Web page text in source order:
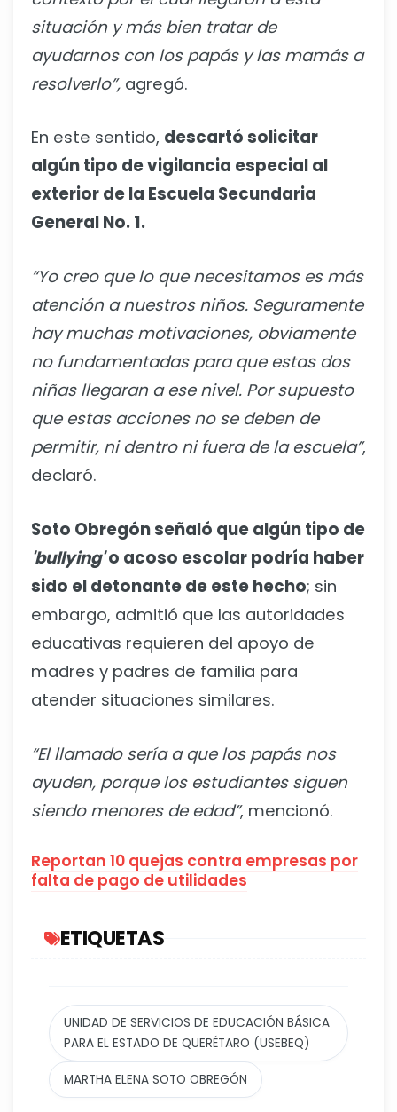
situación y más bien tratar de
ayudarnos con los papás y las mamás a
resolverlo”, agregó.
En este sentido, descartó solicitar
algún tipo de vigilancia especial al
exterior de la Escuela Secundaria
General No. 1.
“Yo creo que lo que necesitamos es más
atención a nuestros niños. Seguramente
hay muchas motivaciones, obviamente
no fundamentadas para que estas dos
niñas llegaran a ese nivel. Por supuesto
que estas acciones no se deben de
permitir, ni dentro ni fuera de la escuela”,
declaró.
Soto Obregón señaló que algún tipo de
'bullying'o acoso escolar podría haber
sido el detonante de este hecho; sin
embargo, admitió que las autoridades
educativas requieren del apoyo de
madres y padres de familia para
atender situaciones similares.
“El llamado sería a que los papás nos
ayuden, porque los estudiantes siguen
siendo menores de edad”, mencionó.
Reportan 10 quejas contra empresas por
falta de pago de utilidades
ETIQUETAS
UNIDAD DE SERVICIOS DE EDUCACIÓN BÁSICA
PARA EL ESTADO DE QUERÉTARO (USEBEQ)
MARTHA ELENA SOTO OBREGÓN